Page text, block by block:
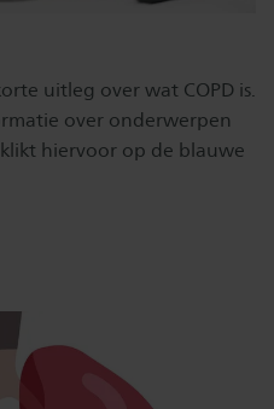
uitleg over wat COPD is.
over onderwerpen
hiervoor op de blauwe